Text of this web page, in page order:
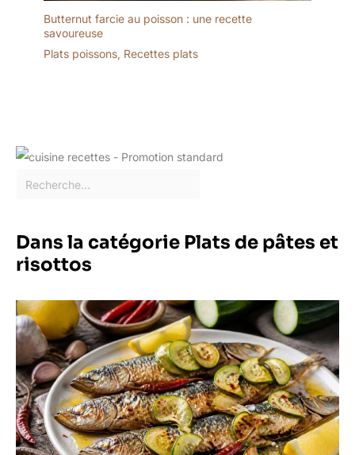
Butternut farcie au poisson : une recette
savoureuse
Plats poissons, Recettes plats
Dans la catégorie Plats de pâtes et
risottos